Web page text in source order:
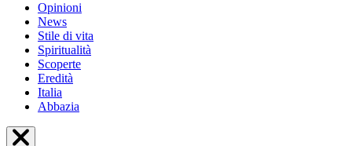
Opinioni
News
Stile di vita
Spiritualità
Scoperte
Eredità
Italia
Abbazia